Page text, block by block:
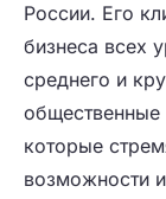
России. Его
бизнеса всех
среднего и
общественные
которые
возможности